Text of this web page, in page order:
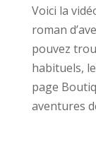
Voici la
roman
pouvez
habituels,
page
aventures